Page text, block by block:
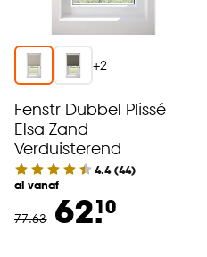
+2
Fenstr Dubbel Plissé
Elsa Zand
Verduisterend
4.4(44)
al vanaf
77.63 62.10